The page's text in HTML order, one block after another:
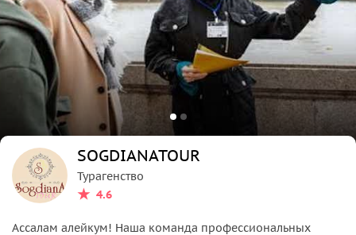
SOGDIANATOUR
Турагенство
4.6
Ассалам алейкум! Наша команда профессиональных